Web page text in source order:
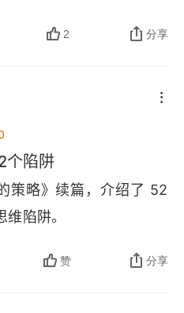
2 分享
个陷阱
策略》续篇，介绍了 52
陷阱。
赞 分享